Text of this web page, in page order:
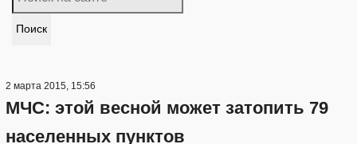
Поиск
2 марта 2015, 15:56
МЧС: этой весной может затопить 79
населенных пунктов